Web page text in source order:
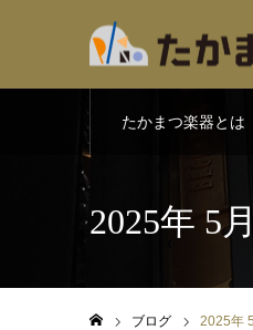
たかまつ楽器とは
2025年 5
ブログ 2025年